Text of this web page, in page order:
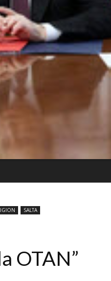
SALTA
OTAN”